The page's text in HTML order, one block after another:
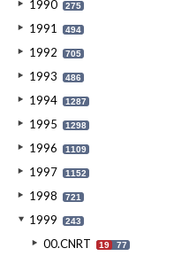
1990 275
1991 494
1992 705
1993 486
1994 1287
1995 1298
1996 1109
1997 1152
1998 721
1999 243
00.CNRT 19 77